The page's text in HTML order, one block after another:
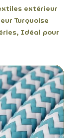
extérieur
Turquoise
Idéal pour